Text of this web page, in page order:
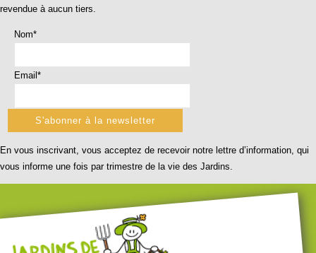
revendue à aucun tiers.
Nom*
Email*
En vous inscrivant, vous acceptez de recevoir notre lettre d’information, qui
vous informe une fois par trimestre de la vie des Jardins.